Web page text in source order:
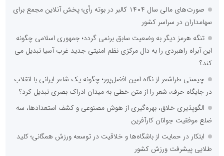
صورت‌های مالی سال ۱۴۰۴ کالبر در بوته رأی؛ پخش آنلاین مجمع برای
سهامداران در سراسر کشور
تنگه هرمز دیگر به وضعیت سابق برنمی گردد؛ جمهوری اسلامی چگونه
این آبراه راهبردی را به دال مرکزی نظم امنیتی جدید غرب آسیا تبدیل می
کند؟
چیستی طراشعر از نگاه امین افضل‌پور؛ چگونه یک شاعر ایرانی با انقلاب
در جایگاه حرف، شعر را از متن خطی به میدان ادراک بصری تبدیل کرد؟
الگوپذیری خلاق، بهره‌گیری از هوش مصنوعی و کشف استعدادها، سه
ضلع موفقیت جوانان کارآفرین
ابتکار در حمایت از باشگاه‌ها و خلاقیت در توسعه ورزش همگانی؛ کلید
طلایی پیشرفت ورزش کشور